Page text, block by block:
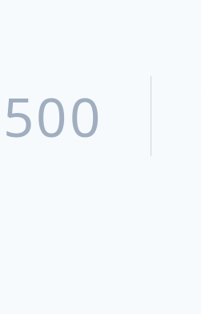
500